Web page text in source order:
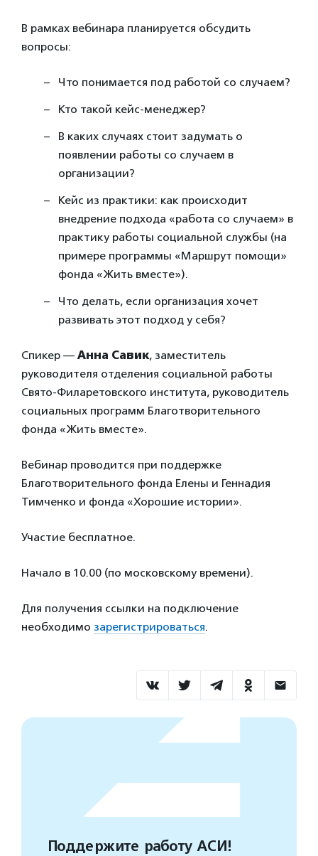
В рамках вебинара планируется обсудить
вопросы:
Что понимается под работой со случаем?
Кто такой кейс-менеджер?
В каких случаях стоит задумать о
появлении работы со случаем в
организации?
Кейс из практики: как происходит
внедрение подхода «работа со случаем» в
практику работы социальной службы (на
примере программы «Маршрут помощи»
фонда «Жить вместе»).
Что делать, если организация хочет
развивать этот подход у себя?
Спикер — Анна Савик, заместитель
руководителя отделения социальной работы
Свято-Филаретовского института, руководитель
социальных программ Благотворительного
фонда «Жить вместе».
Вебинар проводится при поддержке
Благотворительного фонда Елены и Геннадия
Тимченко и фонда «Хорошие истории».
Участие бесплатное.
Начало в 10.00 (по московскому времени).
Для получения ссылки на подключение
необходимо зарегистрироваться.
Поддержите работу АСИ!